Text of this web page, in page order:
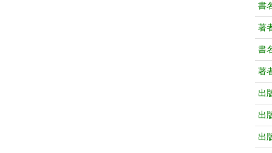
書
著
書
著
出
出
出